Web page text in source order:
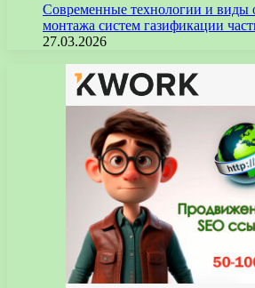
Современные технологии и виды
монтажа систем газификации
27.03.2026